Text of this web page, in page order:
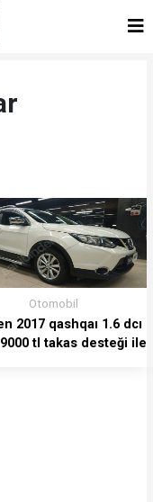
Otomobil
2017 qashqaı 1.6 dcı
tl takas desteği ile